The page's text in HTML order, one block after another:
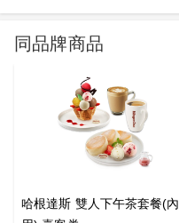
同品牌商品
哈根達斯 雙人下午茶套餐(內